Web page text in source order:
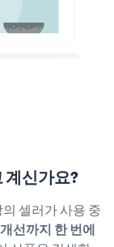
계신가요?
셀러가 사용 중
선까지 한 번에